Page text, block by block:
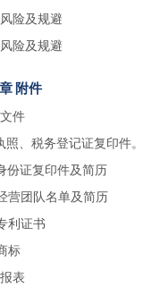
险及规避
险及规避
附件
件
照、税务登记证复印件。
份证复印件及简历
营团队名单及简历
利证书
标
表